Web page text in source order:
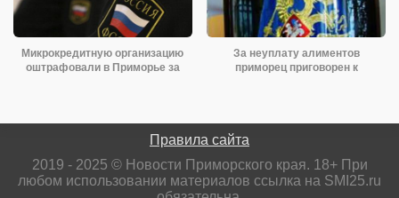
Микрокредитную организацию
оштрафовали в Приморье за
За неуплату алиментов
приморец приговорен к
Правила сайта
2019 - 2025 © Новости Приморского края. 18+ При
любом использовании материалов ссылка на SMI25.ru